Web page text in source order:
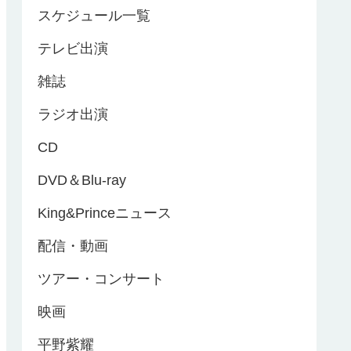
スケジュール一覧
テレビ出演
雑誌
ラジオ出演
CD
DVD＆Blu-ray
King&Princeニュース
配信・動画
ツアー・コンサート
映画
平野紫耀